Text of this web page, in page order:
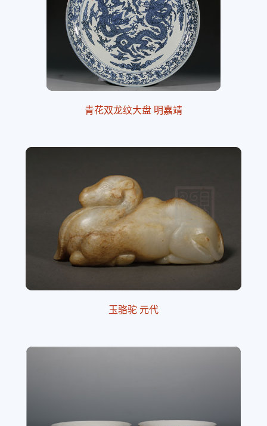
青花双龙纹大盘 明嘉靖
玉骆驼 元代